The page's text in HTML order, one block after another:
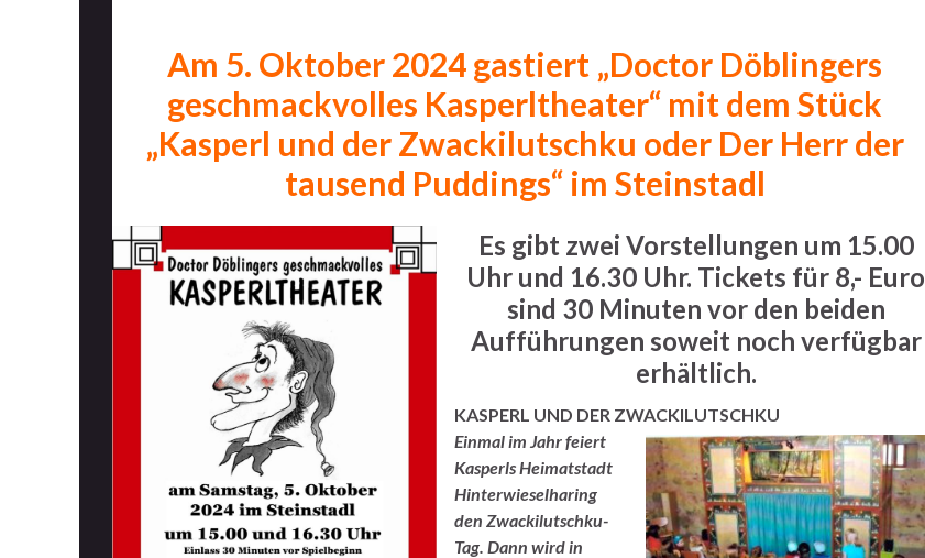
Am 5. Oktober 2024 gastiert „Doctor Döblingers
geschmackvolles Kasperltheater“ mit dem Stück
„Kasperl und der Zwackilutschku oder Der Herr der
tausend Puddings“ im Steinstadl
Es gibt zwei Vorstellungen um 15.00
Uhr und 16.30 Uhr. Tickets für 8,- Euro
sind 30 Minuten vor den beiden
Aufführungen soweit noch verfügbar
erhältlich.
KASPERL UND DER ZWACKILUTSCHKU
Einmal im Jahr feiert
Kasperls Heimatstadt
Hinterwieselharing
den Zwackilutschku-
Tag. Dann wird in